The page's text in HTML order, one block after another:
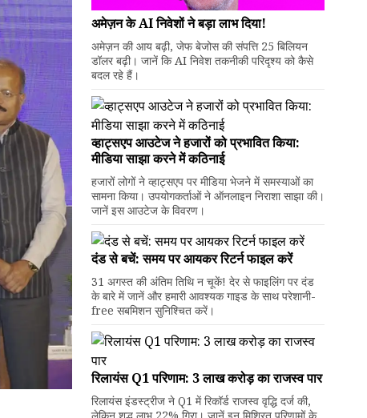
अमेज़न के AI निवेशों ने बड़ा लाभ दिया!
अमेज़न की आय बढ़ी, जेफ बेजोस की संपत्ति 25 बिलियन
डॉलर बढ़ी। जानें कि AI निवेश तकनीकी परिदृश्य को कैसे
बदल रहे हैं।
व्हाट्सएप आउटेज ने हजारों को प्रभावित किया:
मीडिया साझा करने में कठिनाई
हजारों लोगों ने व्हाट्सएप पर मीडिया भेजने में समस्याओं का
सामना किया। उपयोगकर्ताओं ने ऑनलाइन निराशा साझा की।
जानें इस आउटेज के विवरण।
दंड से बचें: समय पर आयकर रिटर्न फाइल करें
31 अगस्त की अंतिम तिथि न चूकें! देर से फाइलिंग पर दंड
के बारे में जानें और हमारी आवश्यक गाइड के साथ परेशानी-
free सबमिशन सुनिश्चित करें।
रिलायंस Q1 परिणाम: ₹3 लाख करोड़ का राजस्व पार
रिलायंस इंडस्ट्रीज ने Q1 में रिकॉर्ड राजस्व वृद्धि दर्ज की,